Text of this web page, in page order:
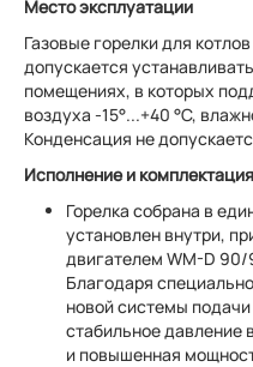
Место эксплуатации
Газовые горелки для
допускается
помещениях, в которых
воздуха -15°...+40 °С,
Конденсация не
Исполнение и комплектация
Горелка собрана в
установлен внутри,
двигателем WM-D
Благодаря
новой системы
стабильное давление
и повышенная